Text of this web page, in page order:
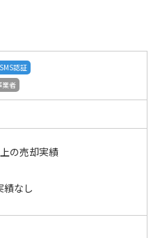
認証
業者
の売却実績
績なし